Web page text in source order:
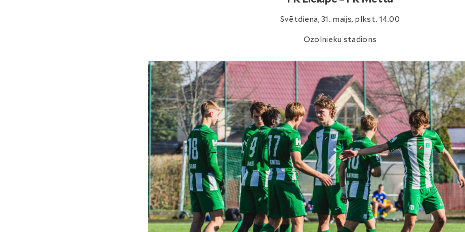
Svētdiena, 31. maijs, plkst. 14.00
Ozolnieku stadions